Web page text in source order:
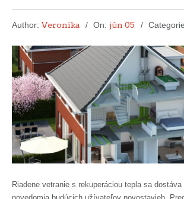
Author: Veronika On: jún 05
Riadene vetranie s rekuperáciou tepla sa